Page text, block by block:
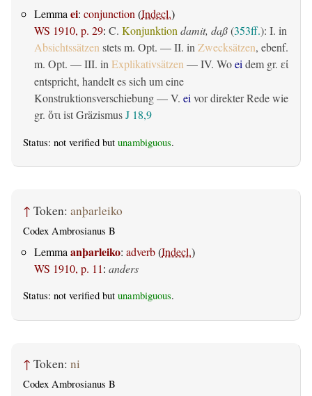
Lemma ei: conjunction (Indecl.)
WS 1910, p. 29: C. Konjunktion damit, daß(353ff.): I. in
Absichtssätzen stets m. Opt. — II. in Zwecksätzen, ebenf.
m. Opt. — III. in Explikativsätzen — IV. Woei dem gr. εἰ
entspricht, handelt es sich um eine
Konstruktionsverschiebung — V. ei vor direkter Rede wie
gr. ὅτι ist GräzismusJ 18,9
Status: not verified but unambiguous.
↑ Token: anþarleiko
Codex Ambrosianus B
Lemmaanþarleiko: adverb(Indecl.)
WS 1910, p. 11: anders
Status: not verified but unambiguous.
↑ Token: ni
Codex Ambrosianus B